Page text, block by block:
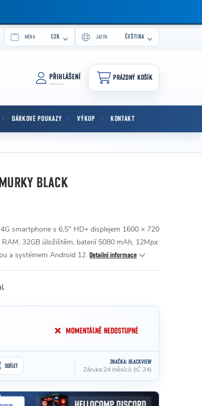
MĚNA CZK JAZYK ČEŠTINA
PŘIHLÁŠENÍ
NÁKUPNÍ KOŠÍK
PRÁZDNÝ KOŠÍK
DÁRKOVÉ POUKAZY VÝKUP KONTAKT
BLACK
smartphone s 6,5" HD+ displejem 1600 × 720
32GB úložištěm, baterií 5080 mAh, 12Mpx
a systémem Android 12. Detailní informace
MOMENTÁLNĚ NEDOSTUPNÉ
SDÍLET
ZNAČKA: BLACKVIEW
Záruka:24 měsíců (IČ 24)